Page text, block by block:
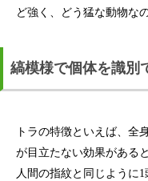
ど強く、どう猛な動物な
縞模様で個体を識別
トラの特徴といえば、全
が目立たない効果がある
人間の指紋と同じように